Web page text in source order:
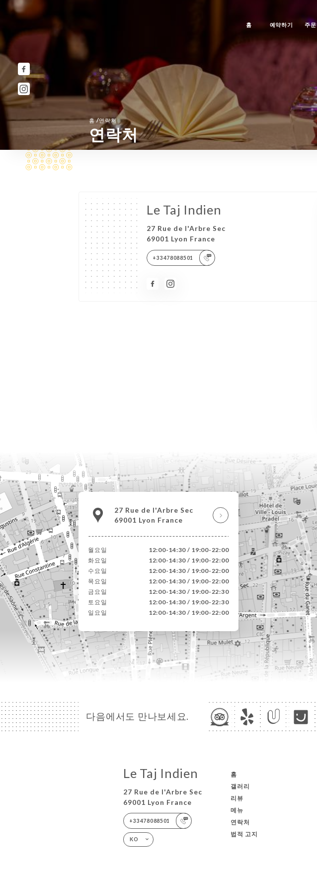
홈 예약하기 주
홈/연락처
연락처
Le Taj Indien
27 Rue de l'Arbre Sec
69001 Lyon France
+33478088501
27 Rue de l'Arbre Sec
69001 Lyon France
월요일
12:00-14:30 / 19:00-22:00
화요일
12:00-14:30 / 19:00-22:00
수요일
12:00-14:30 / 19:00-22:00
목요일
12:00-14:30 / 19:00-22:00
금요일
12:00-14:30 / 19:00-22:30
토요일
12:00-14:30 / 19:00-22:30
일요일
12:00-14:30 / 19:00-22:00
다음에서도 만나보세요.
Le Taj Indien
27 Rue de l'Arbre Sec
69001 Lyon France
+33478088501
KO
홈
갤러리
리뷰
메뉴
연락처
법적 고지